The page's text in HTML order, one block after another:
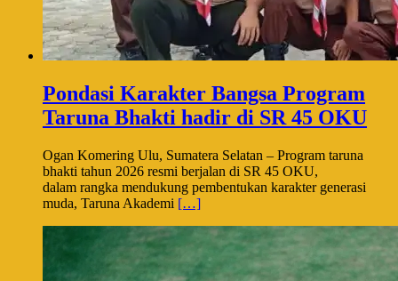
Pondasi Karakter Bangsa Program
Taruna Bhakti hadir di SR 45 OKU
Ogan Komering Ulu, Sumatera Selatan – Program taruna
bhakti tahun 2026 resmi berjalan di SR 45 OKU,
dalam rangka mendukung pembentukan karakter generasi
muda, Taruna Akademi […]